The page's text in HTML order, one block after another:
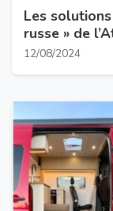
Les
russe » de
12/08/2024